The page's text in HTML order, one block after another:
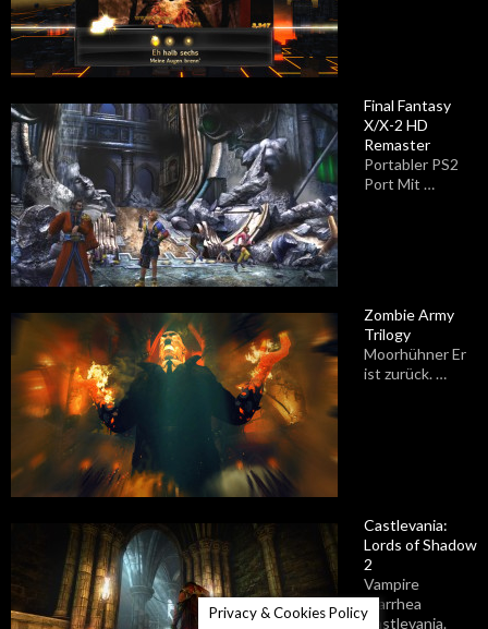
Final Fantasy
X/X-2 HD
Remaster
Portabler PS2
Port Mit …
Zombie Army
Trilogy
Moorhühner Er
ist zurück. …
Castlevania:
Lords of Shadow
2
Vampire
Diarrhea
Castlevania.
Privacy & Cookies Policy